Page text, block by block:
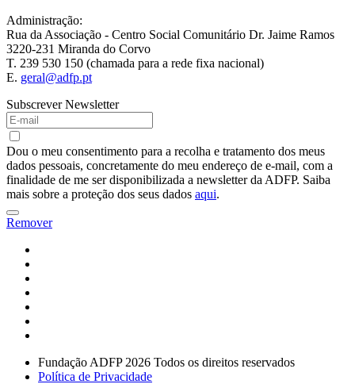
Administração:
Rua da Associação - Centro Social Comunitário Dr. Jaime Ramos
3220-231 Miranda do Corvo
T. 239 530 150 (chamada para a rede fixa nacional)
E. geral@adfp.pt
Subscrever Newsletter
Dou o meu consentimento para a recolha e tratamento dos meus
dados pessoais, concretamente do meu endereço de e-mail, com a
finalidade de me ser disponibilizada a newsletter da ADFP. Saiba
mais sobre a proteção dos seus dados aqui.
Remover
Fundação ADFP 2026 Todos os direitos reservados
Política de Privacidade